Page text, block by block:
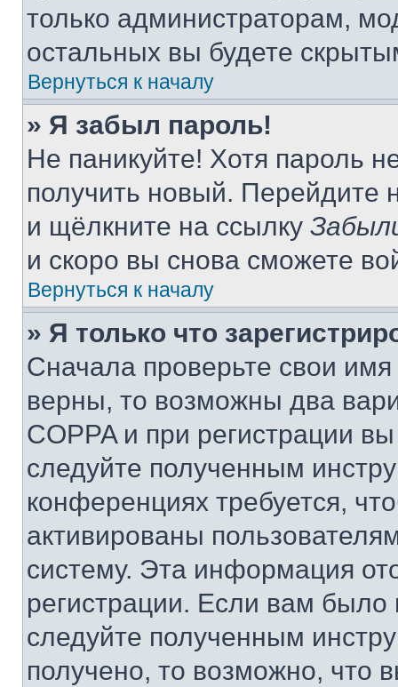
только администраторам,
остальных вы будете
Вернуться к началу
» Я забыл пароль!
Не паникуйте! Хотя пароль
получить новый. Перейдите
и щёлкните на ссылку
и скоро вы снова сможете
Вернуться к началу
» Я только что
Сначала проверьте свои
верны, то возможны два
COPPA и при регистрации
следуйте полученным
конференциях требуется,
активированы
систему. Эта информация
регистрации. Если вам
следуйте полученным
получено, то возможно, что